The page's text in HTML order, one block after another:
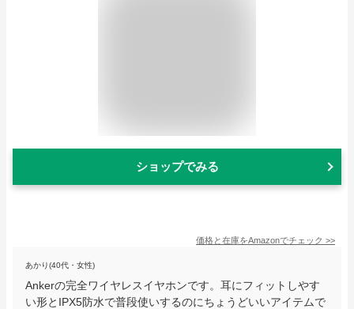
ショップでみる
価格と在庫をAmazonでチェック >>
あかり(40代・女性)
Ankerの完全ワイヤレスイヤホンです。耳にフィットしやす
い形とIPX5防水で普段使いするのにちょうどいいアイテムで